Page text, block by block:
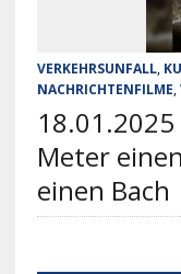
VERKEHRSUNFALL,
NACHRICHTENFILME,
18.01.2025
Meter
einen Bach